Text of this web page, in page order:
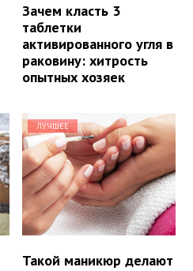
Зачем класть 3
таблетки
активированного угля в
раковину: хитрость
опытных хозяек
ЛУЧШЕЕ
Такой маникюр делают